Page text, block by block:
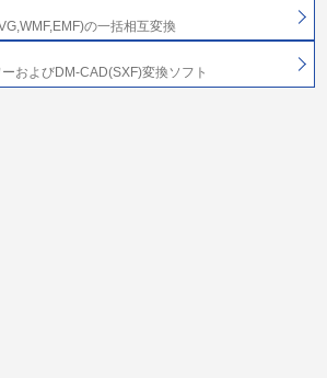
の一括相互変換
およびDM-CAD(SXF)変換ソフト